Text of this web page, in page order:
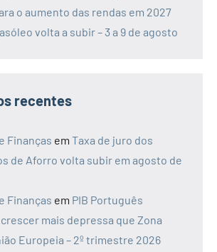
o aumento das rendas em 2027
volta a subir – 3 a 9 de agosto
recentes
Finanças em Taxa de juro dos
de Aforro volta subir em agosto de
Finanças em PIB Português
mais depressa que Zona
Europeia – 2º trimestre 2026